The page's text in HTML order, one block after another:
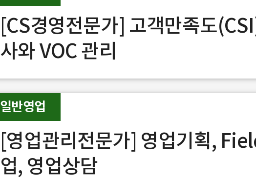
[CS경영전문가] 고객만족도
사와 VOC 관리
[영업관리전문가] 영업기획,
업, 영업상담
일반영업